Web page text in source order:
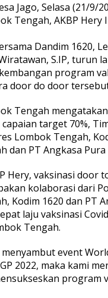
Jago, Selasa (21/9/
Tengah, AKBP Hery
Dandim 1620,
S.IP, turun
program
door do door
Tengah
target 70%,
Lombok Tengah,
dan PT Angkasa
Hery, vaksinasi door
kolaborasi dari
Kodim 1620 dan PT
laju vaksinasi
Tengah.
event
2022, maka kami
program